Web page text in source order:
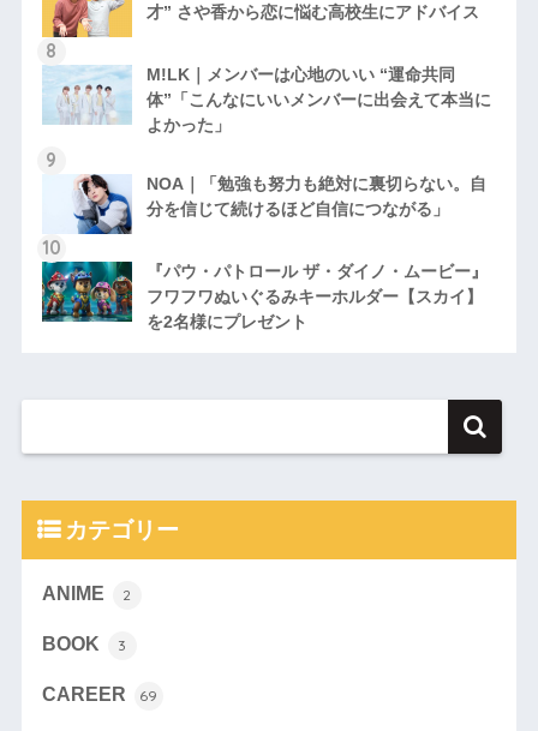
才” さや香から恋に悩む高校生にアドバイス
M!LK｜メンバーは心地のいい “運命共同
体”「こんなにいいメンバーに出会えて本当に
よかった」
NOA｜「勉強も努力も絶対に裏切らない。自
分を信じて続けるほど自信につながる」
『パウ・パトロール ザ・ダイノ・ムービー』
フワフワぬいぐるみキーホルダー【スカイ】
を2名様にプレゼント
カテゴリー
ANIME 2
BOOK 3
CAREER 69